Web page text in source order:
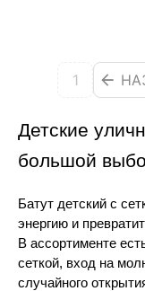
Детские
большой
Батут детский с
энергию и
В ассортименте
сеткой, вход на
случайного
1